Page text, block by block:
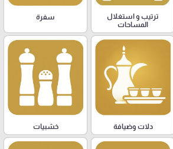
ترتيب و استغلال
المساحات
سفرة
دلات وضيافة خشبيات